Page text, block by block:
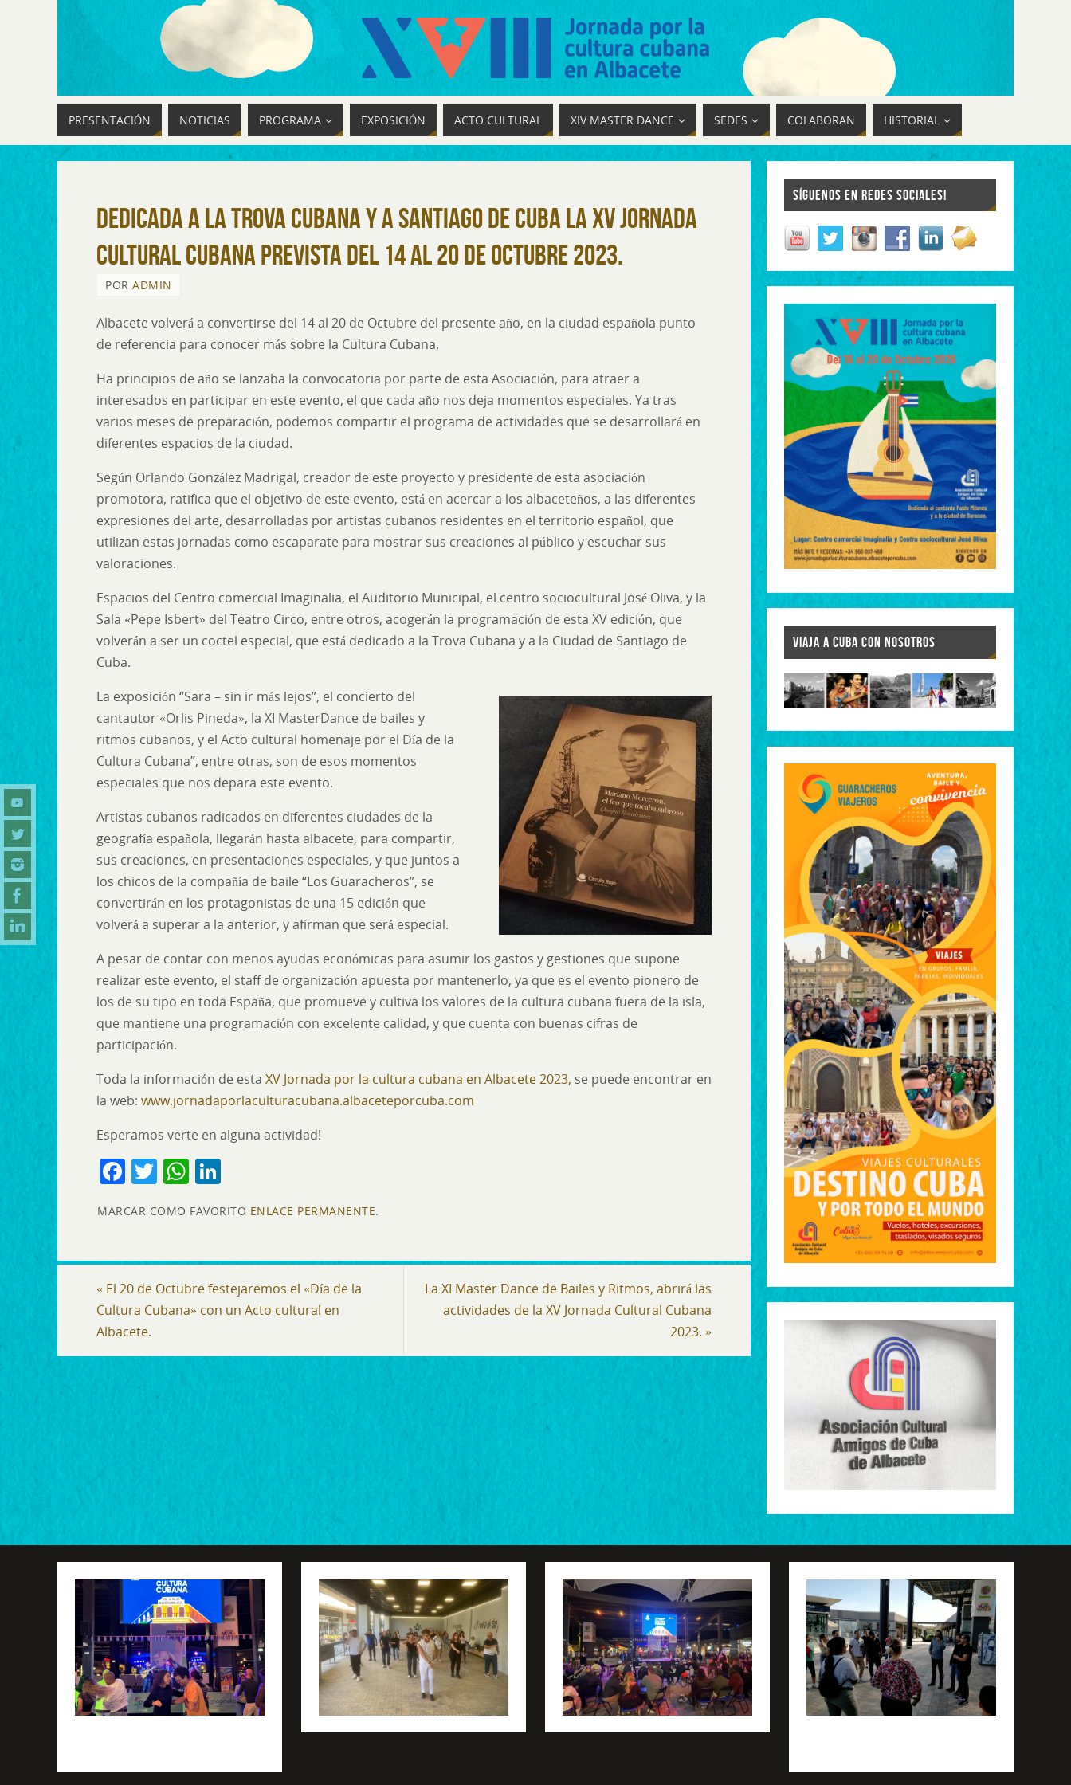
PRESENTACIÓN NOTICIAS PROGRAMA EXPOSICIÓN ACTO CULTURAL XIV MASTER DANCE SEDES COLABORAN HISTORIAL
Dedicada a la Trova Cubana y a Santiago de Cuba la XV Jornada
Cultural Cubana prevista del 14 al 20 de Octubre 2023.
POR ADMIN
Albacete volverá a convertirse del 14 al 20 de Octubre del presente año, en la ciudad española punto
de referencia para conocer más sobre la Cultura Cubana.
Ha principios de año se lanzaba la convocatoria por parte de esta Asociación, para atraer a
interesados en participar en este evento, el que cada año nos deja momentos especiales. Ya tras
varios meses de preparación, podemos compartir el programa de actividades que se desarrollará en
diferentes espacios de la ciudad.
Según Orlando González Madrigal, creador de este proyecto y presidente de esta asociación
promotora, ratifica que el objetivo de este evento, está en acercar a los albaceteños, a las diferentes
expresiones del arte, desarrolladas por artistas cubanos residentes en el territorio español, que
utilizan estas jornadas como escaparate para mostrar sus creaciones al público y escuchar sus
valoraciones.
Espacios del Centro comercial Imaginalia, el Auditorio Municipal, el centro sociocultural José Oliva, y la
Sala «Pepe Isbert» del Teatro Circo, entre otros, acogerán la programación de esta XV edición, que
volverán a ser un coctel especial, que está dedicado a la Trova Cubana y a la Ciudad de Santiago de
Cuba.
La exposición “Sara – sin ir más lejos”, el concierto del
cantautor «Orlis Pineda», la XI MasterDance de bailes y
ritmos cubanos, y el Acto cultural homenaje por el Día de la
Cultura Cubana”, entre otras, son de esos momentos
especiales que nos depara este evento.
Artistas cubanos radicados en diferentes ciudades de la
geografía española, llegarán hasta albacete, para compartir,
sus creaciones, en presentaciones especiales, y que juntos a
los chicos de la compañía de baile “Los Guaracheros”, se
convertirán en los protagonistas de una 15 edición que
volverá a superar a la anterior, y afirman que será especial.
A pesar de contar con menos ayudas económicas para asumir los gastos y gestiones que supone
realizar este evento, el staff de organización apuesta por mantenerlo, ya que es el evento pionero de
los de su tipo en toda España, que promueve y cultiva los valores de la cultura cubana fuera de la isla,
que mantiene una programación con excelente calidad, y que cuenta con buenas cifras de
participación.
Toda la información de esta XV Jornada por la cultura cubana en Albacete 2023, se puede encontrar en
la web: www.jornadaporlaculturacubana.albaceteporcuba.com
Esperamos verte en alguna actividad!
F
c
b
o
o
k
T
itt
W
at
A
p
p
k
dI
n
MARCAR COMO FAVORITO ENLACE PERMANENTE
« El 20 de Octubre festejaremos el «Día de la
Cultura Cubana» con un Acto cultural en
Albacete.
La XI Master Dance de Bailes y Ritmos, abrirá las
actividades de la XV Jornada Cultural Cubana
2023. »
SÍGUENOS EN REDES SOCIALES!
VIAJA A CUBA CON NOSOTROS